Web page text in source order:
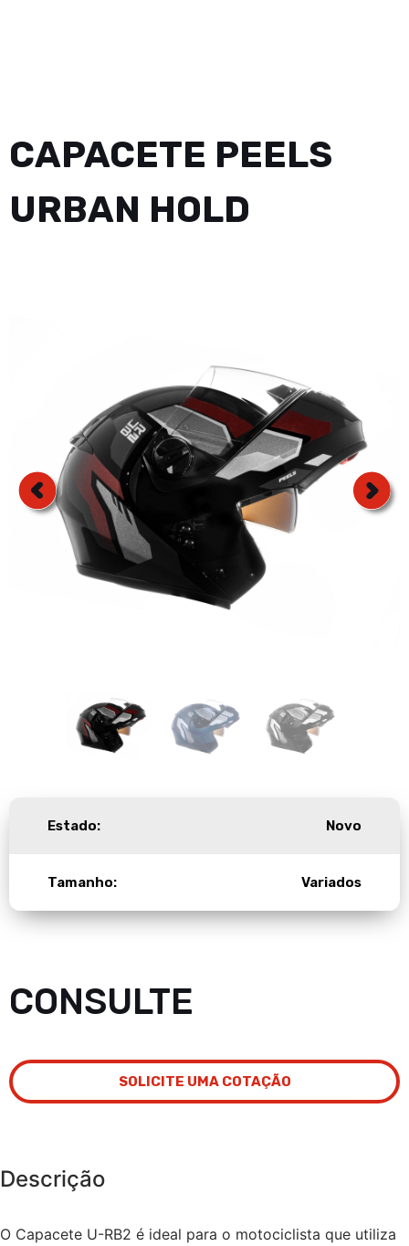
CAPACETE PEELS
URBAN HOLD
Estado: Novo
Tamanho: Variados
CONSULTE
SOLICITE UMA COTAÇÃO
Descrição
O Capacete U-RB2 é ideal para o motociclista que utiliza